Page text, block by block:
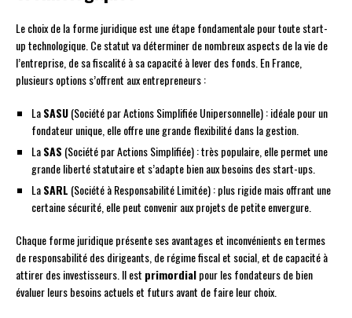
Le choix de la forme juridique est une étape fondamentale pour toute start-
up technologique. Ce statut va déterminer de nombreux aspects de la vie de
l’entreprise, de sa fiscalité à sa capacité à lever des fonds. En France,
plusieurs options s’offrent aux entrepreneurs :
LaSASU(Société par Actions Simplifiée Unipersonnelle) : idéale pour un
fondateur unique, elle offre une grande flexibilité dans la gestion.
LaSAS (Société par Actions Simplifiée) : très populaire, elle permet une
grande liberté statutaire et s’adapte bien aux besoins des start-ups.
LaSARL (Société à Responsabilité Limitée) : plus rigide mais offrant une
certaine sécurité, elle peut convenir aux projets de petite envergure.
Chaque forme juridique présente ses avantages et inconvénients en termes
de responsabilité des dirigeants, de régime fiscal et social, et de capacité à
attirer des investisseurs. Il est primordialpour les fondateurs de bien
évaluer leurs besoins actuels et futurs avant de faire leur choix.